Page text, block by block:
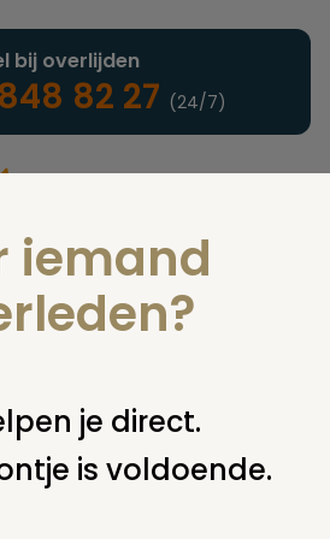
uitvaartonderneming
bij overlijden
82 27 (24/7)
& agenda nieuws 62 procent
overweegt resomatie
iemand
je direct.
is voldoende.